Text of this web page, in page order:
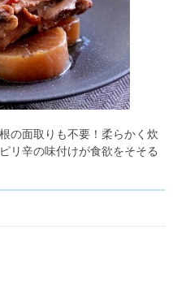
の面取りも不要！柔らかく炊
リ辛の味付けが食欲をそそる